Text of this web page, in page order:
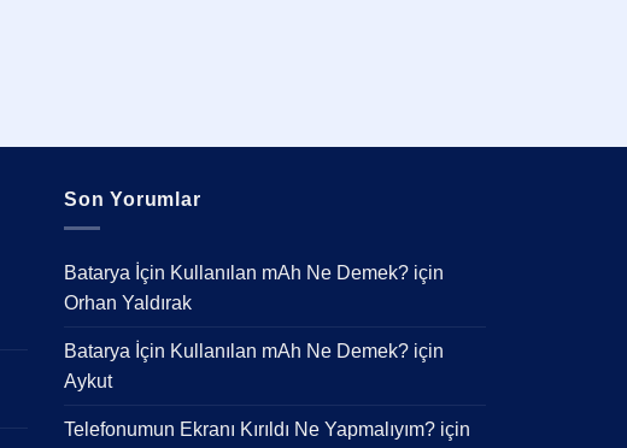
Son Yorumlar
Batarya İçin Kullanılan mAh Ne Demek? için
Orhan Yaldırak
Batarya İçin Kullanılan mAh Ne Demek? için
Aykut
Telefonumun Ekranı Kırıldı Ne Yapmalıyım? için